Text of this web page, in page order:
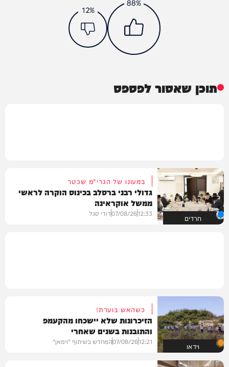
88%
12%
תוכן שאסור לפספס
חרדים
במעונו של הגרי"מ שכטר
גדולי רבני ברסלב בכינוס הוקרה לראשי
ממשל אוקראינה
12:33
07/08/26דודי סגל
וידאו
כשהאש בוערת!
הזיכרונות שלא יישכחו מהקעמפ
והתובנות בשנים שאחרי
12:21
07/08/26המחדש בשיתוף "וימאן"